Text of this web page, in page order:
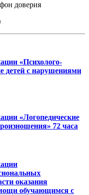
доверия
«Психолого-
детей с нарушениями
«Логопедические
72 часа
оказания
обучающимся с